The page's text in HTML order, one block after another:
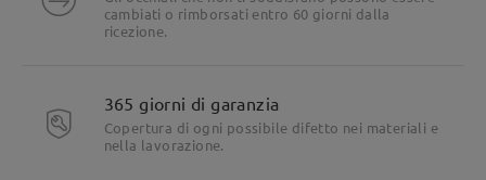
cambiati o rimborsati entro 60 giorni dalla
ricezione.
365 giorni di garanzia
Copertura di ogni possibile difetto nei materiali e
nella lavorazione.